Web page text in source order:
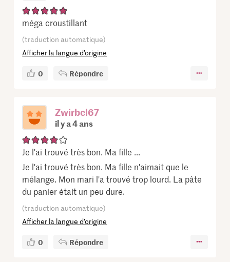
méga croustillant
(traduction automatique)
Afficher la langue d’origine
0 Répondre
Zwirbel67
il y a 4 ans
Je l'ai trouvé très bon. Ma fille ...
Je l'ai trouvé très bon. Ma fille n'aimait que le
mélange. Mon mari l'a trouvé trop lourd. La pâte
du panier était un peu dure.
(traduction automatique)
Afficher la langue d’origine
0 Répondre